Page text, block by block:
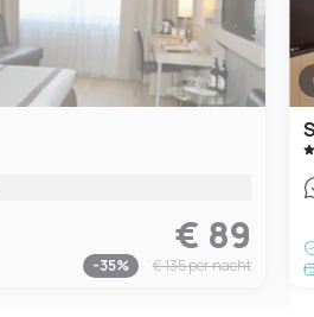
€ 89
-35% € 135per nacht